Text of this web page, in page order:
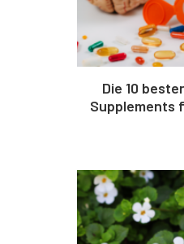
Die 10
Supplements